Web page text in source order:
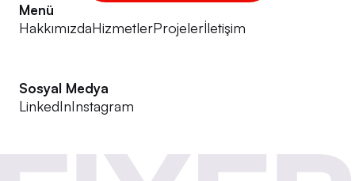
Menü
HakkımızdaHizmetlerProjelerİletişim
Sosyal Medya
LinkedInInstagram